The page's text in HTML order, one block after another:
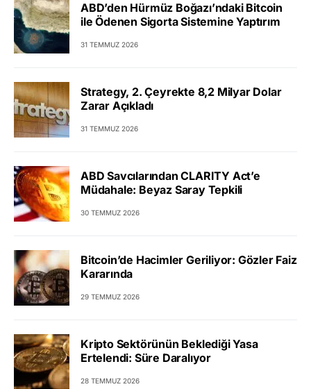
ABD’den Hürmüz Boğazı’ndaki Bitcoin
ile Ödenen Sigorta Sistemine Yaptırım
31 TEMMUZ 2026
Strategy, 2. Çeyrekte 8,2 Milyar Dolar
Zarar Açıkladı
31 TEMMUZ 2026
ABD Savcılarından CLARITY Act’e
Müdahale: Beyaz Saray Tepkili
30 TEMMUZ 2026
Bitcoin’de Hacimler Geriliyor: Gözler Faiz
Kararında
29 TEMMUZ 2026
Kripto Sektörünün Beklediği Yasa
Ertelendi: Süre Daralıyor
28 TEMMUZ 2026